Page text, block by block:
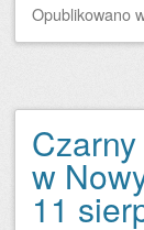
Opublikowano
w
11